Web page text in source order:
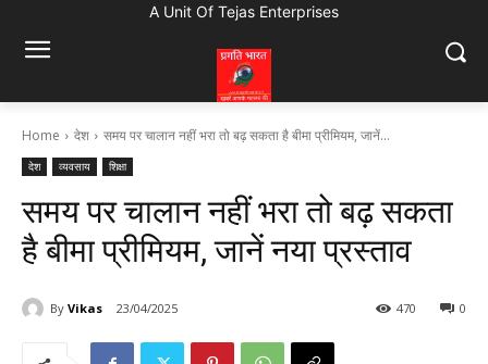
A Unit Of Tejas Enterprises
Home देश समय पर चालान नहीं भरा तो बढ़ सकता है बीमा प्रीमियम, जानें...
देश व्यवसाय शिक्षा
समय पर चालान नहीं भरा तो बढ़ सकता
है बीमा प्रीमियम, जानें नया प्रस्ताव
By Vikas 23/04/2025 0
470